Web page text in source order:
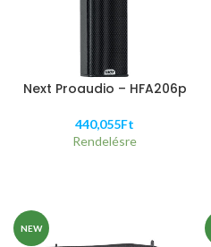
Next Proaudio – HFA206p
440,055Ft
Rendelésre
NEW